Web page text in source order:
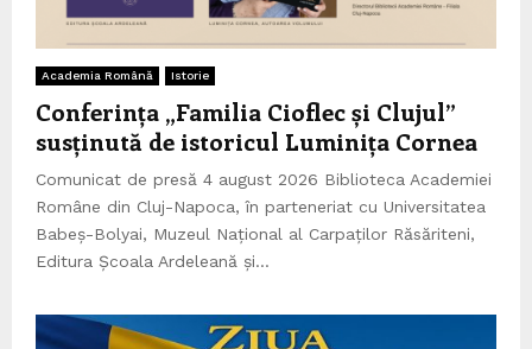
Academia Română Istorie
Conferința „Familia Cioflec și Clujul”
susținută de istoricul Luminița Cornea
Comunicat de presă 4 august 2026 Biblioteca Academiei
Române din Cluj-Napoca, în parteneriat cu Universitatea
Babeș-Bolyai, Muzeul Național al Carpaților Răsăriteni,
Editura Școala Ardeleană și...